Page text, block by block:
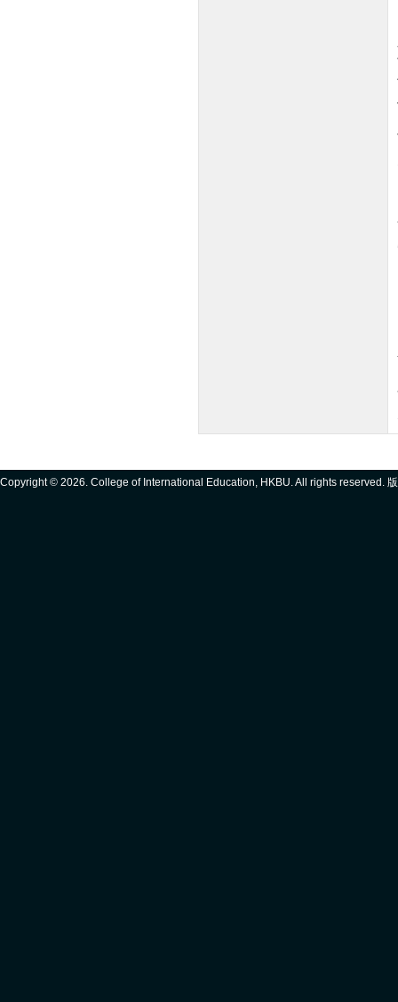
Copyright © 2026. College of International Education, HKBU. All rights reserved.